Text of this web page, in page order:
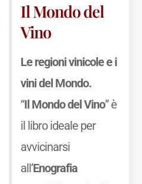
Il Mondo del
Vino
Le regioni vinicole e i
vini del Mondo.
“Il Mondo del Vino” è
il libro ideale per
avvicinarsi
all’Enografia